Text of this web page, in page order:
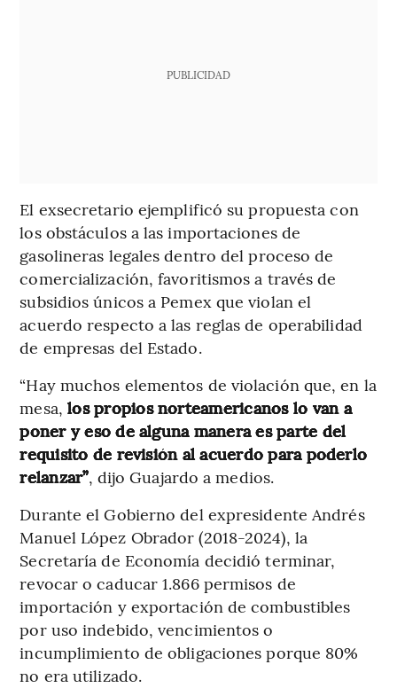
PUBLICIDAD
El exsecretario ejemplificó su propuesta con
los obstáculos a las importaciones de
gasolineras legales dentro del proceso de
comercialización, favoritismos a través de
subsidios únicos a Pemex que violan el
acuerdo respecto a las reglas de operabilidad
de empresas del Estado.
“Hay muchos elementos de violación que, en la
mesa, los propios norteamericanos lo van a
poner y eso de alguna manera es parte del
requisito de revisión al acuerdo para poderlo
relanzar”, dijo Guajardo a medios.
Durante el Gobierno del expresidente Andrés
Manuel López Obrador (2018-2024), la
Secretaría de Economía decidió terminar,
revocar o caducar 1.866 permisos de
importación y exportación de combustibles
por uso indebido, vencimientos o
incumplimiento de obligaciones porque 80%
no era utilizado.